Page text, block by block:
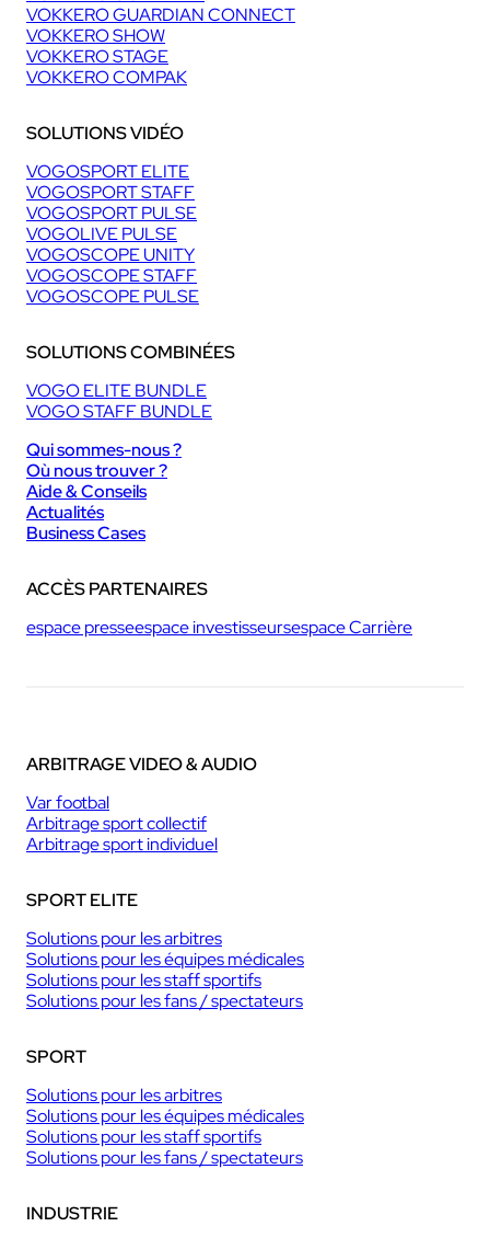
VOKKERO GUARDIAN CONNECT
VOKKERO SHOW
VOKKERO STAGE
VOKKERO COMPAK
SOLUTIONS VIDÉO
VOGOSPORT ELITE
VOGOSPORT STAFF
VOGOSPORT PULSE
VOGOLIVE PULSE
VOGOSCOPE UNITY
VOGOSCOPE STAFF
VOGOSCOPE PULSE
SOLUTIONS COMBINÉES
VOGO ELITE BUNDLE
VOGO STAFF BUNDLE
Qui sommes-nous ?
Où nous trouver ?
Aide & Conseils
Actualités
Business Cases
ACCÈS PARTENAIRES
espace presseespace investisseursespace Carrière
ARBITRAGE VIDEO & AUDIO
Var footbal
Arbitrage sport collectif
Arbitrage sport individuel
SPORT ELITE
Solutions pour les arbitres
Solutions pour les équipes médicales
Solutions pour les staff sportifs
Solutions pour les fans / spectateurs
SPORT
Solutions pour les arbitres
Solutions pour les équipes médicales
Solutions pour les staff sportifs
Solutions pour les fans / spectateurs
INDUSTRIE